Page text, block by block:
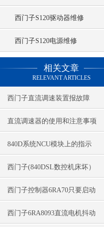
西门子S120驱动器维修
西门子S120电源维修
相关文章
RELEVANT ARTICLES
西门子直流调速装置报故障
直流调速器的使用和注意事项
840D系统NCU模块上的指示
灯不亮 NCU不能启动
西门子(840DSL数控机床坏）
26100代码故障维修
西门子控制器6RA70只要启动
就烧保险维修
西门子6RA8093直流电机抖动